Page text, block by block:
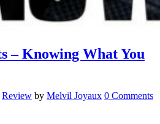
– Knowing What You
Review by Melvil Joyaux 0 Comments